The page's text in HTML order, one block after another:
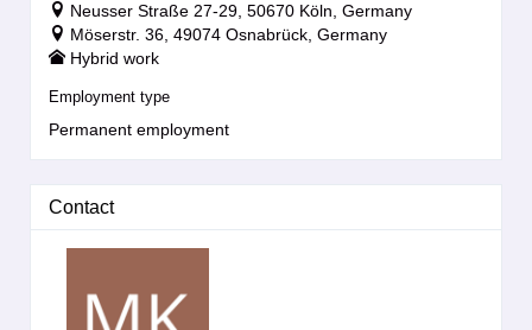
Neusser Straße 27-29, 50670 Köln, Germany
Möserstr. 36, 49074 Osnabrück, Germany
Hybrid work
Employment type
Permanent employment
Contact